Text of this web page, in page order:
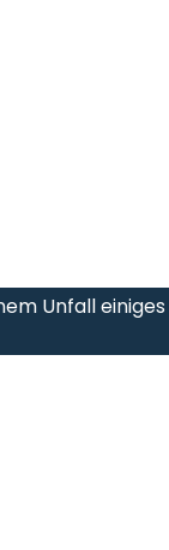
Unfall einiges